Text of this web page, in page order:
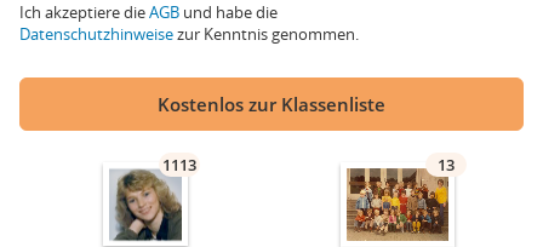
Ich akzeptiere dieAGB und habe die
Datenschutzhinweisezur Kenntnis genommen.
Kostenlos zur Klassenliste
1113 13